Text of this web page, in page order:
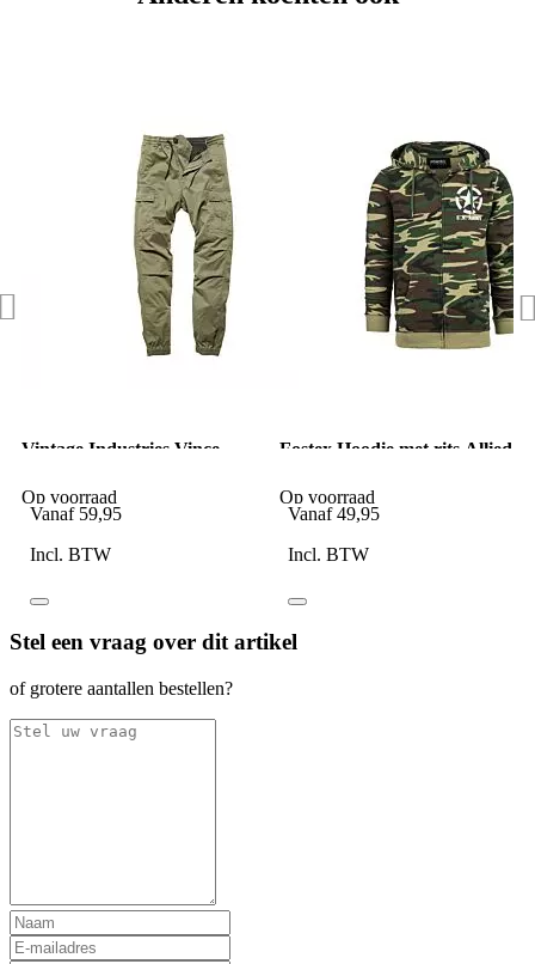
Vintage Industries Vince
Op voorraad
Vanaf 59,95
Incl. BTW
Fostex Hoodie met rits Allied
Op voorraad
Vanaf 49,95
Incl. BTW
Stel een vraag over dit artikel
of grotere aantallen bestellen?